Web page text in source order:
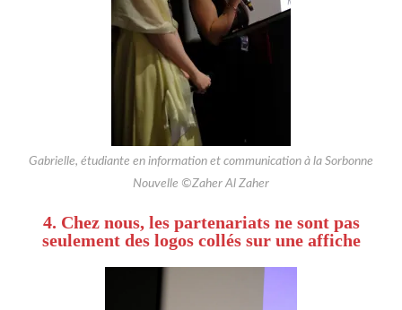
Gabrielle, étudiante en information et communication à la Sorbonne
Nouvelle ©Zaher Al Zaher
4. Chez nous, les partenariats ne sont pas
seulement des logos collés sur une affiche